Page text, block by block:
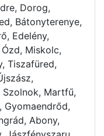
Dorog,
Bátonyterenye,
Edelény,
Miskolc,
Tiszafüred,
Szolnok, Martfű,
Gyomaendrőd,
Abony,